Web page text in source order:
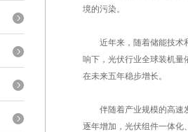
境的污染。
近年来，随着储能技术和
响下，光伏行业全球装机量
在未来五年稳步增长。
伴随着产业规模的高速发
逐年增加，光伏组件一体化